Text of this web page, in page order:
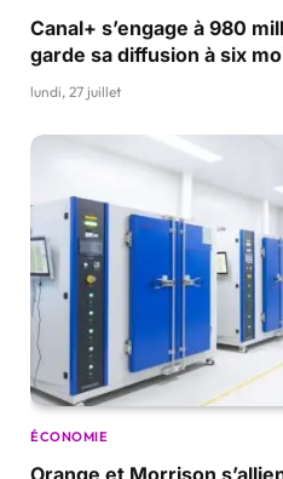
Canal+ s’engage à 980
garde sa diffusion à six
lundi, 27 juillet
ÉCONOMIE
Orange et Morrison